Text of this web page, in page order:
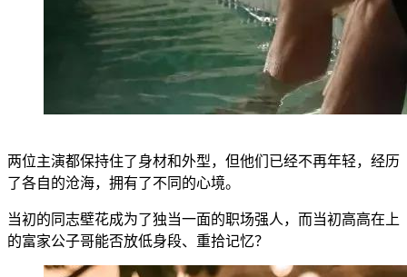
两位主演都保持住了身材和外型，但他们已经不再年轻，经历
了各自的沧海，拥有了不同的心境。
当初的同志壁花成为了独当一面的职场强人，而当初高高在上
的富家公子哥能否放低身段、重拾记忆？